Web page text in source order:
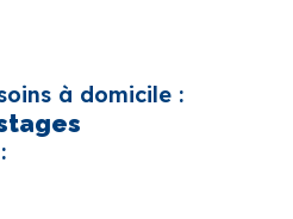
à domicile :